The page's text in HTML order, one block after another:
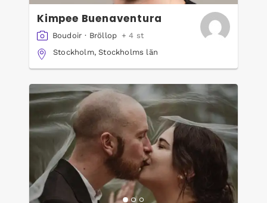
Kimpee Buenaventura
Boudoir · Bröllop + 4 st
Stockholm, Stockholms län